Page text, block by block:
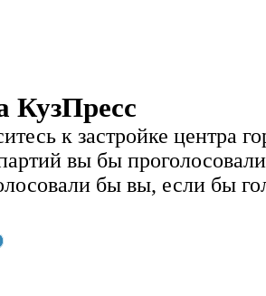
КузПресс
к застройке центра
вы бы
бы вы, если бы